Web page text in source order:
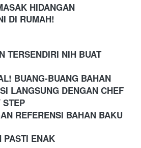
HIDANGAN
DI RUMAH!
TERSENDIRI NIH BUAT
BUANG-BUANG BAHAN
LANGSUNG DENGAN CHEF
STEP
REFERENSI BAHAN BAKU
PASTI ENAK